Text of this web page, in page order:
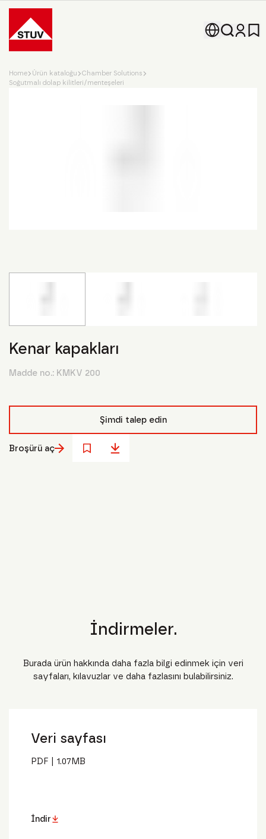
Go To the Homepage
Home Ürün kataloğu
Chamber Solutions
Soğutmalı dolap kilitleri/menteşeleri
Kenar kapakları
Madde no.: KMKV 200
Şimdi talep edin
Broşürü aç
İndirmeler.
Burada ürün hakkında daha fazla bilgi edinmek için veri
sayfaları, kılavuzlar ve daha fazlasını bulabilirsiniz.
Veri sayfası
PDF 1.07 MB
İndir